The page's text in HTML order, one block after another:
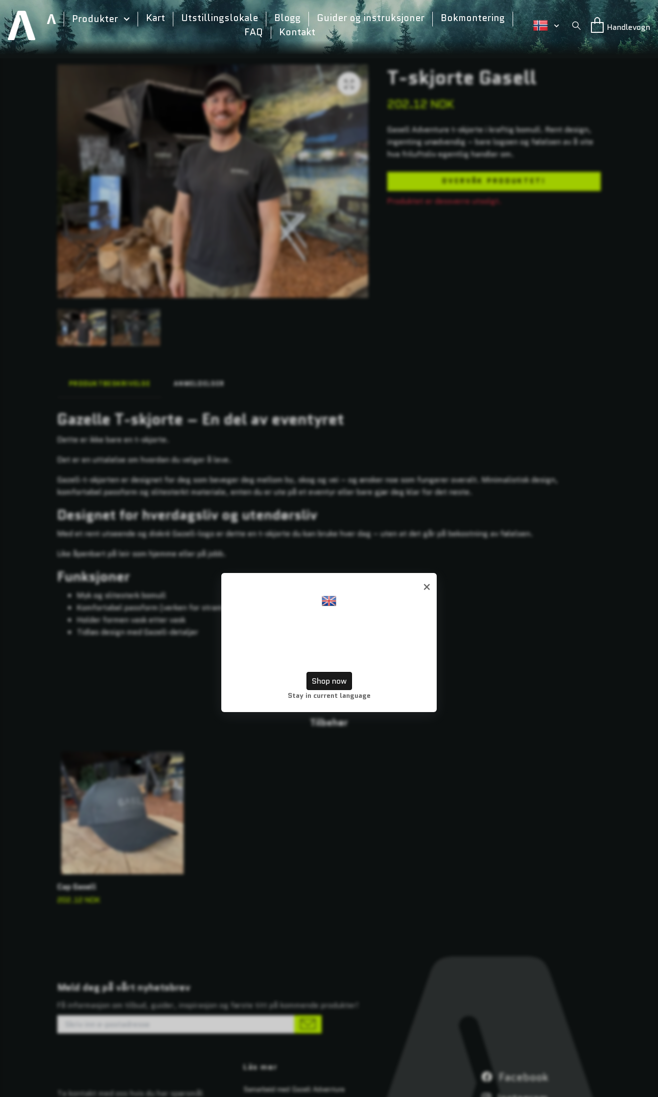
Produkter Kart Utstillingslokale Blogg Guider og instruksjoner
Bokmontering
FAQ
Kontakt Handlevogn
T-skjorte Gasell
202.12 NOK
Gasell Adventure t-skjorte i kraftig bomull. Rent design,
ingenting unødvendig – bare logoen og følelsen av å vite
hva friluftsliv egentlig handler om.
OVERVÅK PRODUKTET!
Produktet er dessverre utsolgt.
PRODUKTBESKRIVELSE ANMELDELSER
Gazelle T-skjorte – En del av eventyret
Dette er ikke bare en t-skjorte.
Det er en uttalelse om hvordan du velger å leve.
Gazell-t-skjorten er designet for deg som beveger deg mellom by, skog og vei – og ønsker noe som fungerer overalt. Minimalistisk design,
komfortabel passform og slitesterkt materiale, enten du er ute på et eventyr eller bare gjør deg klar for det neste.
Designet for hverdagsliv og utendørsliv
Med et rent utseende og diskré Gazell-logo er dette en t-skjorte du kan bruke hver dag – uten at det går på bekostning av følelsen.
Like åpenbart på leir som hjemme eller på jobb.
Funksjoner
Myk og slitesterk bomull
Komfortabel passform (verken for stram eller for løs)
Holder formen vask etter vask
Tidløs design med Gazell-detaljer
Cap Gasell
202.12 NOK
Meld deg på vårt nyhetsbrev
Få informasjon om tilbud, guider, inspirasjon og første titt på kommende produkter!
Ta kontakt med oss hvis du har spørsmål
Läs mer
Samarbeid med Gazell Adventure
Facebook
×
Shop now
Stay in current language